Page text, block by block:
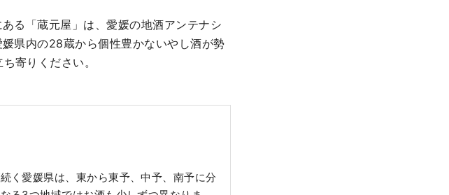
る「蔵元屋」は、愛媛の地酒アンテナシ
県内の28蔵から個性豊かないやし酒が勢
寄りください。
く愛媛県は、東から東予、中予、南予に分